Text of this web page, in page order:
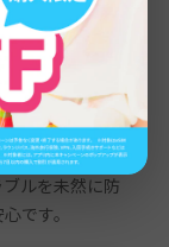
こと
点をまとめた
置き引き対
ルを未然に防
です。